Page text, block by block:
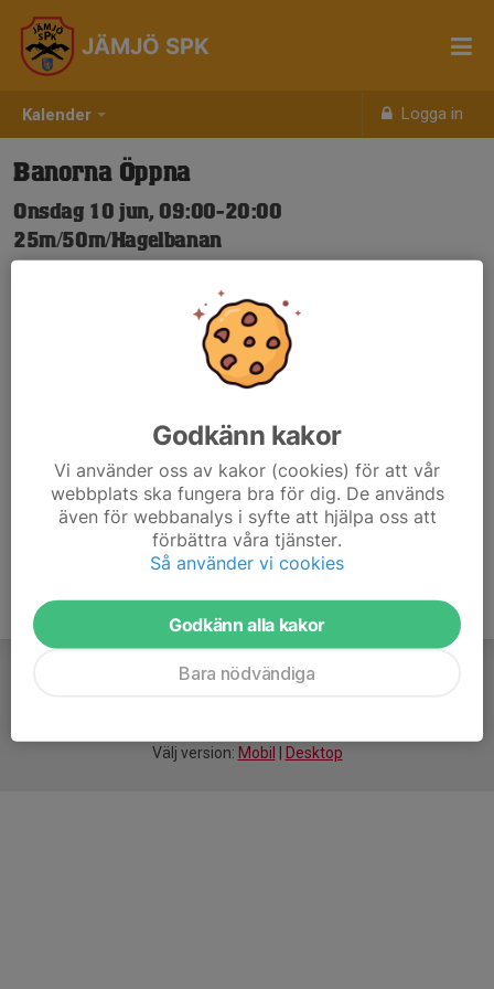
Kalender Logga in
JÄMJÖ SPK
Banorna Öppna
Onsdag 10 jun, 09:00-20:00
25m/50m/Hagelbanan
Nya Skjuttider-igen.pdf
Välj version: Mobil Desktop
Godkänn kakor
Vi använder oss av kakor (cookies) för att vår
webbplats ska fungera bra för dig. De används
även för webbanalys i syfte att hjälpa oss att
förbättra våra tjänster.
Så använder vi cookies
Godkänn alla kakor
Bara nödvändiga